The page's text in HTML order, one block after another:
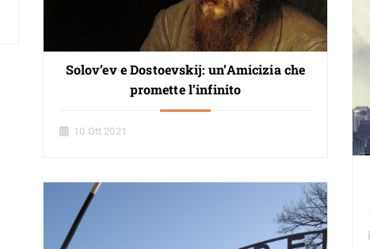
Solov’ev e Dostoevskij: un’Amicizia che
promette l’infinito
10 Ott 2021